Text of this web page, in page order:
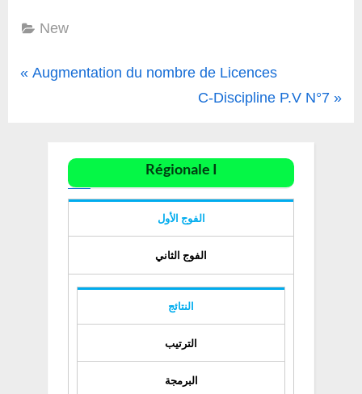
New
Augmentation du nombre de Licences
C-Discipline P.V N°7
Régionale I
الفوج الأول
الفوج الثاني
النتائج
الترتيب
البرمجة